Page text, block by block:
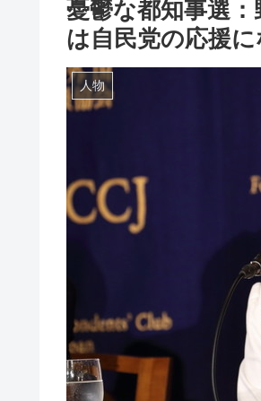
憂鬱な都知事選
は自民党の応援
人物